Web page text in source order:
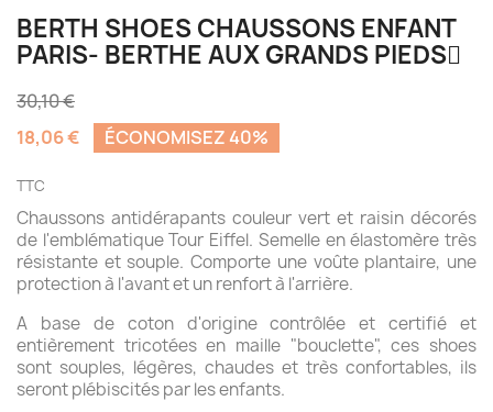
BERTH SHOES CHAUSSONS ENFANT
PARIS- BERTHE AUX GRANDS PIEDS
30,10 €
18,06 €
ÉCONOMISEZ 40%
TTC
Chaussons antidérapants couleur vert et raisin décorés
de l'emblématique Tour Eiffel. Semelle en élastomère très
résistante et souple. Comporte une voûte plantaire, une
protection à l'avant et un renfort à l'arrière.
A base de coton d'origine contrôlée et certifié et
entièrement tricotées en maille "bouclette", ces shoes
sont souples, légères, chaudes et très confortables, ils
seront plébiscités par les enfants.